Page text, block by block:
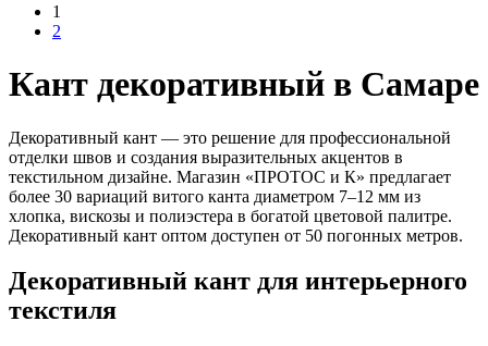
1
2
Кант декоративный в Самаре
Декоративный кант — это решение для профессиональной
отделки швов и создания выразительных акцентов в
текстильном дизайне. Магазин «ПРОТОС и К» предлагает
более 30 вариаций витого канта диаметром 7–12 мм из
хлопка, вискозы и полиэстера в богатой цветовой палитре.
Декоративный кант оптом доступен от 50 погонных метров.
Декоративный кант для интерьерного
текстиля